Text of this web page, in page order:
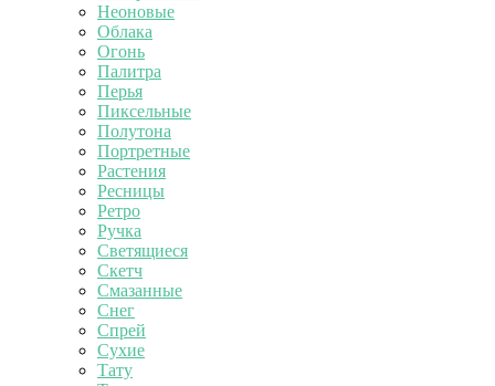
Неоновые
Облака
Огонь
Палитра
Перья
Пиксельные
Полутона
Портретные
Растения
Ресницы
Ретро
Ручка
Светящиеся
Скетч
Смазанные
Снег
Спрей
Сухие
Тату